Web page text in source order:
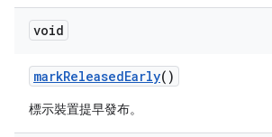
void
markReleasedEarly()
標示裝置提早發布。